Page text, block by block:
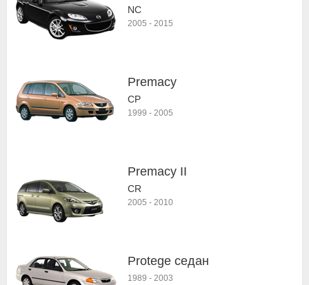
NC
2005 - 2015
Premacy
CP
1999 - 2005
Premacy II
CR
2005 - 2010
Protege седан
1989 - 2003